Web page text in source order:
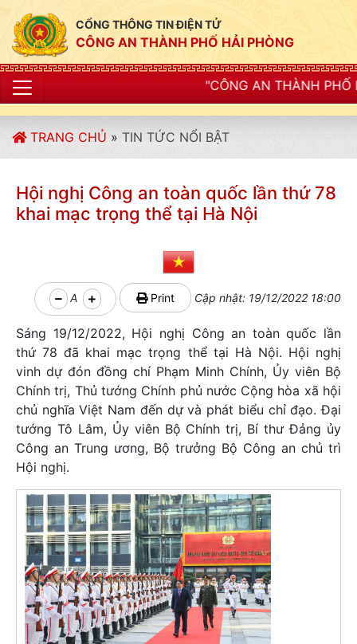
CỔNG THÔNG TIN ĐIỆN TỬ
CÔNG AN THÀNH PHỐ HẢI PHÒNG
"CÔNG AN THÀNH PHỐ HẢI PHÒNG
TRANG CHỦ » TIN TỨC NỔI BẬT
Hội nghị Công an toàn quốc lần thứ 78
khai mạc trọng thể tại Hà Nội
A Print Cập nhật: 19/12/2022 18:00
Sáng 19/12/2022, Hội nghị Công an toàn quốc lần
thứ 78 đã khai mạc trọng thể tại Hà Nội. Hội nghị
vinh dự đón đồng chí Phạm Minh Chính, Ủy viên Bộ
Chính trị, Thủ tướng Chính phủ nước Cộng hòa xã hội
chủ nghĩa Việt Nam đến dự và phát biểu chỉ đạo. Đại
tướng Tô Lâm, Ủy viên Bộ Chính trị, Bí thư Đảng ủy
Công an Trung ương, Bộ trưởng Bộ Công an chủ trì
Hội nghị.